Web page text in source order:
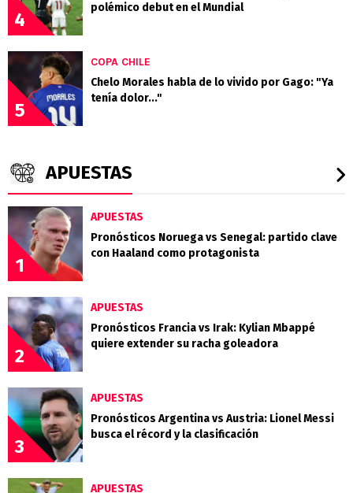
4
polémico debut en el Mundial
5
COPA CHILE
Chelo Morales habla de lo vivido por Gago: "Ya
tenía dolor..."
APUESTAS
1
APUESTAS
Pronósticos Noruega vs Senegal: partido clave
con Haaland como protagonista
2
APUESTAS
Pronósticos Francia vs Irak: Kylian Mbappé
quiere extender su racha goleadora
3
APUESTAS
Pronósticos Argentina vs Austria: Lionel Messi
busca el récord y la clasificación
APUESTAS